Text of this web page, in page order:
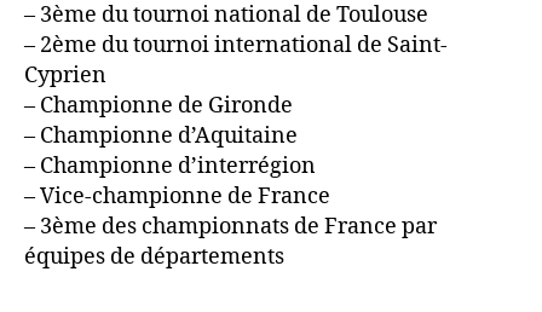
– 3ème du tournoi national de Toulouse
– 2ème du tournoi international de Saint-
Cyprien
– Championne de Gironde
– Championne d’Aquitaine
– Championne d’interrégion
– Vice-championne de France
– 3ème des championnats de France par
équipes de départements